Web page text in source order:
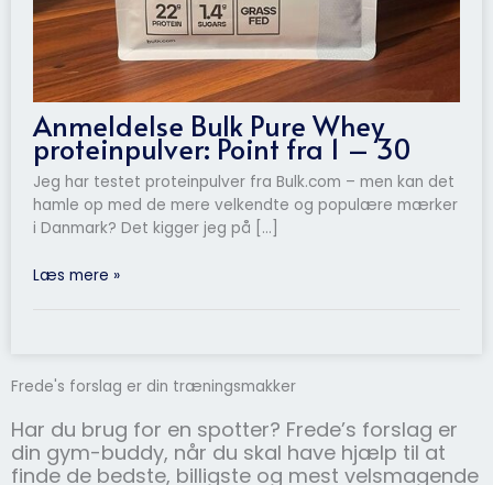
Anmeldelse Bulk Pure Whey
proteinpulver: Point fra 1 – 30
Jeg har testet proteinpulver fra Bulk.com – men kan det
hamle op med de mere velkendte og populære mærker
i Danmark? Det kigger jeg på […]
Læs mere »
Frede's forslag er din træningsmakker
Har du brug for en spotter? Frede’s forslag er
din gym-buddy, når du skal have hjælp til at
finde de bedste, billigste og mest velsmagende